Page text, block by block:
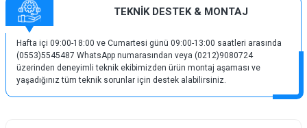
TEKNİK DESTEK & MONTAJ
Hafta içi 09:00-18:00 ve Cumartesi günü 09:00-13:00 saatleri arasında
(0553)5545487 WhatsApp numarasından veya (0212)9080724
üzerinden deneyimli teknik ekibimizden ürün montaj aşaması ve
yaşadığınız tüm teknik sorunlar için destek alabilirsiniz.